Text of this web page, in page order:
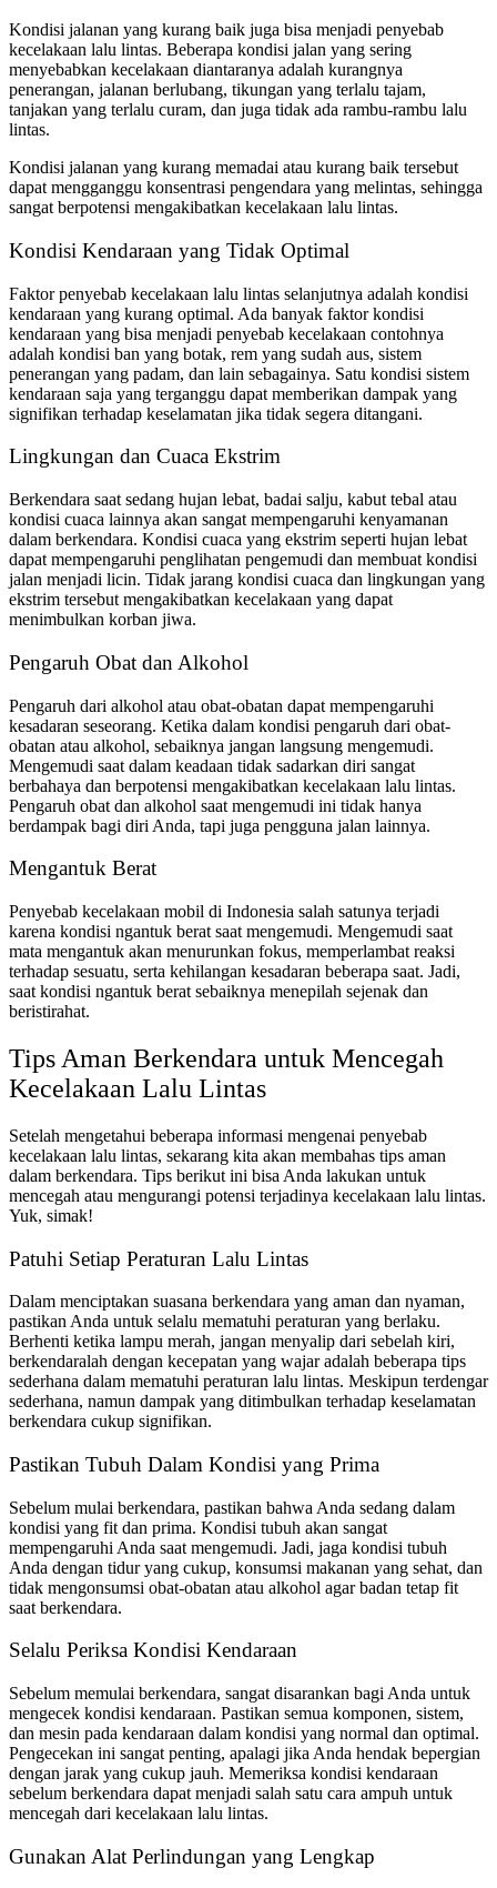
Kondisi jalanan yang kurang baik juga bisa menjadi penyebab
kecelakaan lalu lintas. Beberapa kondisi jalan yang sering
menyebabkan kecelakaan diantaranya adalah kurangnya
penerangan, jalanan berlubang, tikungan yang terlalu tajam,
tanjakan yang terlalu curam, dan juga tidak ada rambu-rambu lalu
lintas.
Kondisi jalanan yang kurang memadai atau kurang baik tersebut
dapat mengganggu konsentrasi pengendara yang melintas, sehingga
sangat berpotensi mengakibatkan kecelakaan lalu lintas.
Kondisi Kendaraan yang Tidak Optimal
Faktor penyebab kecelakaan lalu lintas selanjutnya adalah kondisi
kendaraan yang kurang optimal. Ada banyak faktor kondisi
kendaraan yang bisa menjadi penyebab kecelakaan contohnya
adalah kondisi ban yang botak, rem yang sudah aus, sistem
penerangan yang padam, dan lain sebagainya. Satu kondisi sistem
kendaraan saja yang terganggu dapat memberikan dampak yang
signifikan terhadap keselamatan jika tidak segera ditangani.
Lingkungan dan Cuaca Ekstrim
Berkendara saat sedang hujan lebat, badai salju, kabut tebal atau
kondisi cuaca lainnya akan sangat mempengaruhi kenyamanan
dalam berkendara. Kondisi cuaca yang ekstrim seperti hujan lebat
dapat mempengaruhi penglihatan pengemudi dan membuat kondisi
jalan menjadi licin. Tidak jarang kondisi cuaca dan lingkungan yang
ekstrim tersebut mengakibatkan kecelakaan yang dapat
menimbulkan korban jiwa.
Pengaruh Obat dan Alkohol
Pengaruh dari alkohol atau obat-obatan dapat mempengaruhi
kesadaran seseorang. Ketika dalam kondisi pengaruh dari obat-
obatan atau alkohol, sebaiknya jangan langsung mengemudi.
Mengemudi saat dalam keadaan tidak sadarkan diri sangat
berbahaya dan berpotensi mengakibatkan kecelakaan lalu lintas.
Pengaruh obat dan alkohol saat mengemudi ini tidak hanya
berdampak bagi diri Anda, tapi juga pengguna jalan lainnya.
Mengantuk Berat
Penyebab kecelakaan mobil di Indonesia salah satunya terjadi
karena kondisi ngantuk berat saat mengemudi. Mengemudi saat
mata mengantuk akan menurunkan fokus, memperlambat reaksi
terhadap sesuatu, serta kehilangan kesadaran beberapa saat. Jadi,
saat kondisi ngantuk berat sebaiknya menepilah sejenak dan
beristirahat.
Tips Aman Berkendara untuk Mencegah
Kecelakaan Lalu Lintas
Setelah mengetahui beberapa informasi mengenai penyebab
kecelakaan lalu lintas, sekarang kita akan membahas tips aman
dalam berkendara. Tips berikut ini bisa Anda lakukan untuk
mencegah atau mengurangi potensi terjadinya kecelakaan lalu lintas.
Yuk, simak!
Patuhi Setiap Peraturan Lalu Lintas
Dalam menciptakan suasana berkendara yang aman dan nyaman,
pastikan Anda untuk selalu mematuhi peraturan yang berlaku.
Berhenti ketika lampu merah, jangan menyalip dari sebelah kiri,
berkendaralah dengan kecepatan yang wajar adalah beberapa tips
sederhana dalam mematuhi peraturan lalu lintas. Meskipun terdengar
sederhana, namun dampak yang ditimbulkan terhadap keselamatan
berkendara cukup signifikan.
Pastikan Tubuh Dalam Kondisi yang Prima
Sebelum mulai berkendara, pastikan bahwa Anda sedang dalam
kondisi yang fit dan prima. Kondisi tubuh akan sangat
mempengaruhi Anda saat mengemudi. Jadi, jaga kondisi tubuh
Anda dengan tidur yang cukup, konsumsi makanan yang sehat, dan
tidak mengonsumsi obat-obatan atau alkohol agar badan tetap fit
saat berkendara.
Selalu Periksa Kondisi Kendaraan
Sebelum memulai berkendara, sangat disarankan bagi Anda untuk
mengecek kondisi kendaraan. Pastikan semua komponen, sistem,
dan mesin pada kendaraan dalam kondisi yang normal dan optimal.
Pengecekan ini sangat penting, apalagi jika Anda hendak bepergian
dengan jarak yang cukup jauh. Memeriksa kondisi kendaraan
sebelum berkendara dapat menjadi salah satu cara ampuh untuk
mencegah dari kecelakaan lalu lintas.
Gunakan Alat Perlindungan yang Lengkap